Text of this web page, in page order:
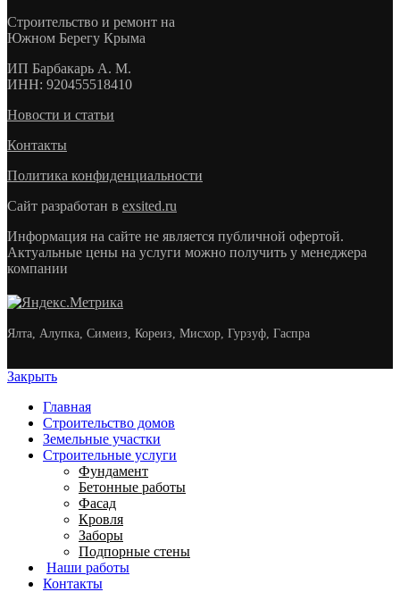
Строительство и ремонт на
Южном Берегу Крыма
ИП Барбакарь А. М.
ИНН: 920455518410
Новости и статьи
Контакты
Политика конфиденциальности
Сайт разработан в exsited.ru
Информация на сайте не является публичной офертой.
Актуальные цены на услуги можно получить у менеджера
компании
Ялта, Алупка, Симеиз, Кореиз, Мисхор, Гурзуф, Гаспра
Закрыть
Главная
Строительство домов
Земельные участки
Строительные услуги
Фундамент
Бетонные работы
Фасад
Кровля
Заборы
Подпорные стены
Наши работы
Контакты